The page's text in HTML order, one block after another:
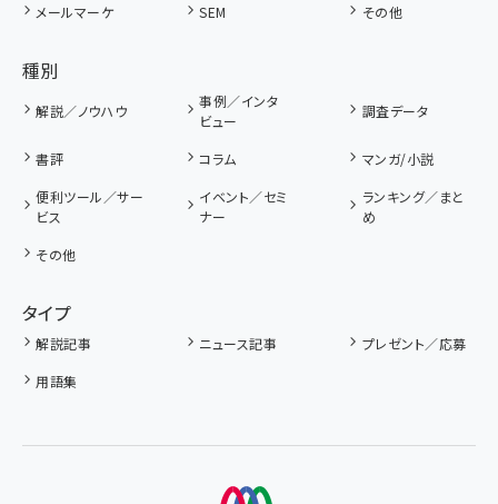
メールマーケ
SEM その他
種別
解説／ノウハウ
事例／インタ
ビュー
調査データ
書評 コラム
マンガ/小説
便利ツール／サー
ビス
イベント／セミ
ナー
ランキング／まと
め
その他
タイプ
解説記事 ニュース記事
プレゼント／応募
用語集